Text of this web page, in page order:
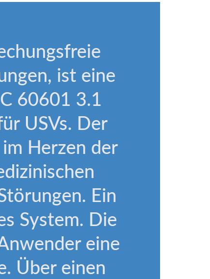
ist eine
60601 3.1
USVs. Der
Herzen der
Ein
System. Die
eine
Über einen